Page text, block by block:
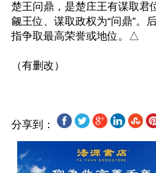
楚王问鼎，是楚庄王有谋取君
觎王位、谋取政权为“问鼎”。
指争取最高荣誉或地位。△
分享到：